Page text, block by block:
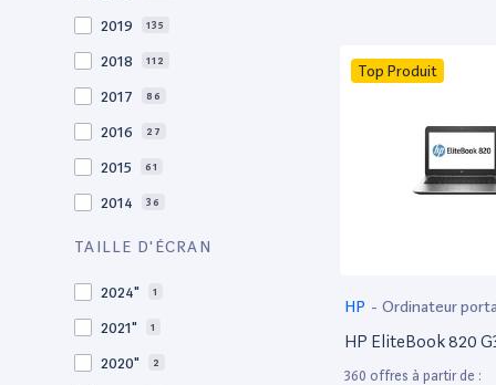
2019 135
2018 112
2017 86
2016 27
2015 61
2014 36
2013
TAILLE D'ÉCRAN
2024" 1
2021" 1
2020" 2
Top Produit
HP - Ordinateur
HP EliteBook 820
360 offres à partir de :